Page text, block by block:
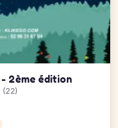
2ème édition
(22)